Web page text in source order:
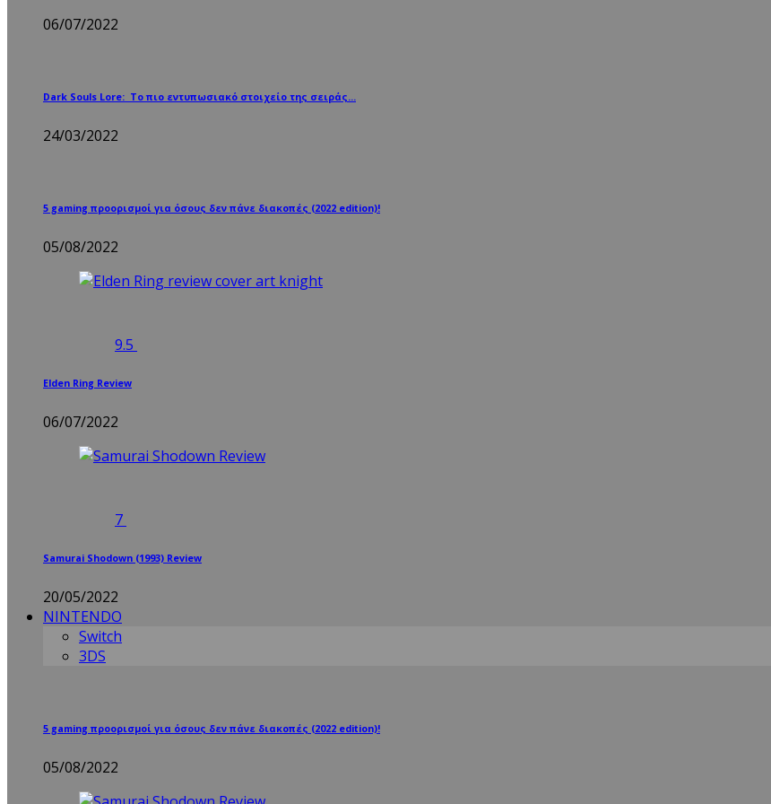
06/07/2022
Dark Souls Lore: Το πιο εντυπωσιακό στοιχείο της σειράς…
24/03/2022
5 gaming προορισμοί για όσους δεν πάνε διακοπές (2022 edition)!
05/08/2022
9.5
Elden Ring Review
06/07/2022
7
Samurai Shodown (1993) Review
20/05/2022
NINTENDO
Switch
3DS
5 gaming προορισμοί για όσους δεν πάνε διακοπές (2022 edition)!
05/08/2022